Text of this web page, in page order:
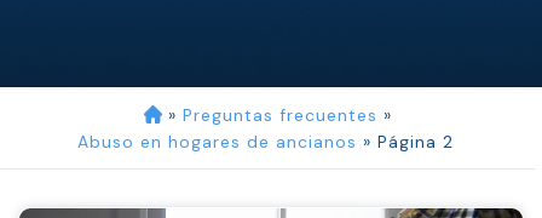
» Preguntas frecuentes »
Abuso en hogares de ancianos » Página 2